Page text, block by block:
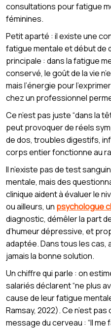
consultations pour fatigue
féminines.
Petit aparté : il existe une
fatigue mentale et début de
principale : dans la fatigue
conservé, le goût de la vie
mais l’énergie pour
chez un professionnel
Ce n’est pas juste “dans la
peut provoquer de réels
de dos, troubles digestifs,
corps entier fonctionne au
Il n’existe pas de test
mentale, mais des
clinique aident à évaluer le
ou ailleurs, un psychologue
diagnostic, démêler la part
d’humeur dépressive, et
adaptée. Dans tous les cas,
jamais la bonne solution.
Un chiffre qui parle : on
salariés déclarent “ne plus
cause de leur fatigue
Ramsay, 2022). Ce n’est pas
message du cerveau : “Il me